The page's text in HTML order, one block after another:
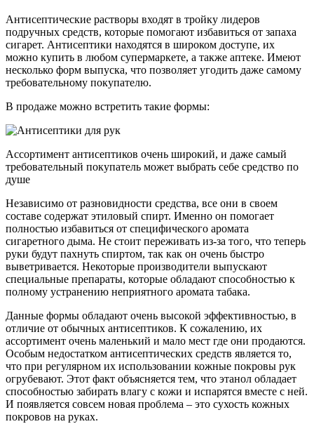
Антисептические растворы входят в тройку лидеров
подручных средств, которые помогают избавиться от запаха
сигарет. Антисептики находятся в широком доступе, их
можно купить в любом супермаркете, а также аптеке. Имеют
несколько форм выпуска, что позволяет угодить даже самому
требовательному покупателю.
В продаже можно встретить такие формы:
Ассортимент антисептиков очень широкий, и даже самый
требовательный покупатель может выбрать себе средство по
душе
Независимо от разновидности средства, все они в своем
составе содержат этиловый спирт. Именно он помогает
полностью избавиться от специфического аромата
сигаретного дыма. Не стоит переживать из-за того, что теперь
руки будут пахнуть спиртом, так как он очень быстро
выветривается. Некоторые производители выпускают
специальные препараты, которые обладают способностью к
полному устранению неприятного аромата табака.
Данные формы обладают очень высокой эффективностью, в
отличие от обычных антисептиков. К сожалению, их
ассортимент очень маленький и мало мест где они продаются.
Особым недостатком антисептических средств является то,
что при регулярном их использовании кожные покровы рук
огрубевают. Этот факт объясняется тем, что этанол обладает
способностью забирать влагу с кожи и испарятся вместе с ней.
И появляется совсем новая проблема – это сухость кожных
покровов на руках.